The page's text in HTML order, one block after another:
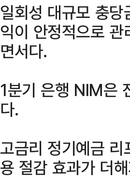
일회성 대규모 충
익이 안정적으로
면서다.
1분기 은행 NIM은
다.
고금리 정기예금
용 절감 효과가 더